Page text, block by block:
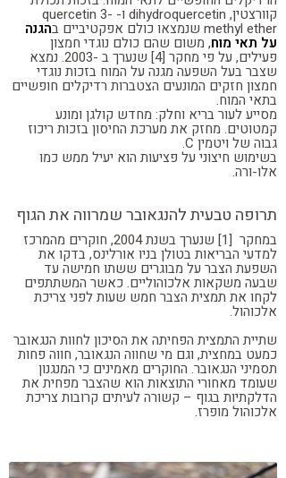
קוורצטין, dihydroquercetin ו- quercetin 3-
methyl ether שנמצאו כולם אפקטיביים ב הגנה
על תאי מוח, משום שהם כולם נוגדי חמצון
פעילים, על פי מחקר [4] שנערך ב -2003. נמצא
שצבר בעל השפעה מגנה על המוח בזכות נוגדי
חמצון חזקים המונעים הצטברות רדיקלים חופשיים
בתאי המוח.
מסייע לעור בריא וחלק: מחדש קולגן ומונע
קמטוטים. מחזק את מערכת החיסון בזכות ריכוז
גבוה של ויטמין C.
בשימוש חיצוני על פציעות הוא יעיל ממש כמו
אלו-ורה.
תרופה טבעית להנגאובר שמרווה את הגוף
במחקר [1] שנערך בשנת 2004, חוקרים מהמרכז
למדעי הבריאות בטולן בניו אורלינס, בדקו את
השפעת הצבר על מבוגרים ששתו חמישה עד
שבעה משקאות אלכוהוליים. כאשר המשתתפים
לקחו את תמצית הצבר חמש שעות לפני צריכת
אלכוהול.
שתיית התמצית הפחיתה את הסיכון לחוות הנגאובר
כמעט במחצית, וגם מי שחווה הנגאובר, חווה פחות
תסמיני הנגאובר. החוקרים מאמינים כי המנגנון
שעומד מאחורי התוצאות הוא שהצבר מפחית את
הדלקתיות בגוף – קשורה לעיתים קרובות צריכת
אלכוהול מופרז.